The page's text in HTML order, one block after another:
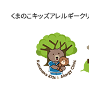
くまのこキッズアレルギー